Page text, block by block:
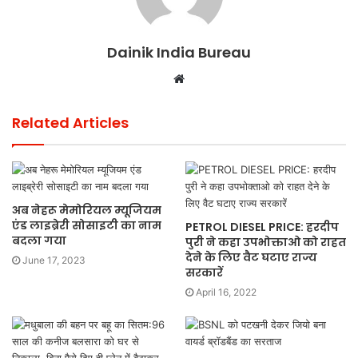
Dainik India Bureau
Website
Related Articles
अब नेहरू मेमोरियल म्यूजियम
एंड लाइब्रेरी सोसाइटी का नाम
बदला गया
June 17, 2023
PETROL DIESEL PRICE: हरदीप
पुरी ने कहा उपभोक्ताओ को राहत
देने के लिए वैट घटाए राज्य
सरकारें
April 16, 2022